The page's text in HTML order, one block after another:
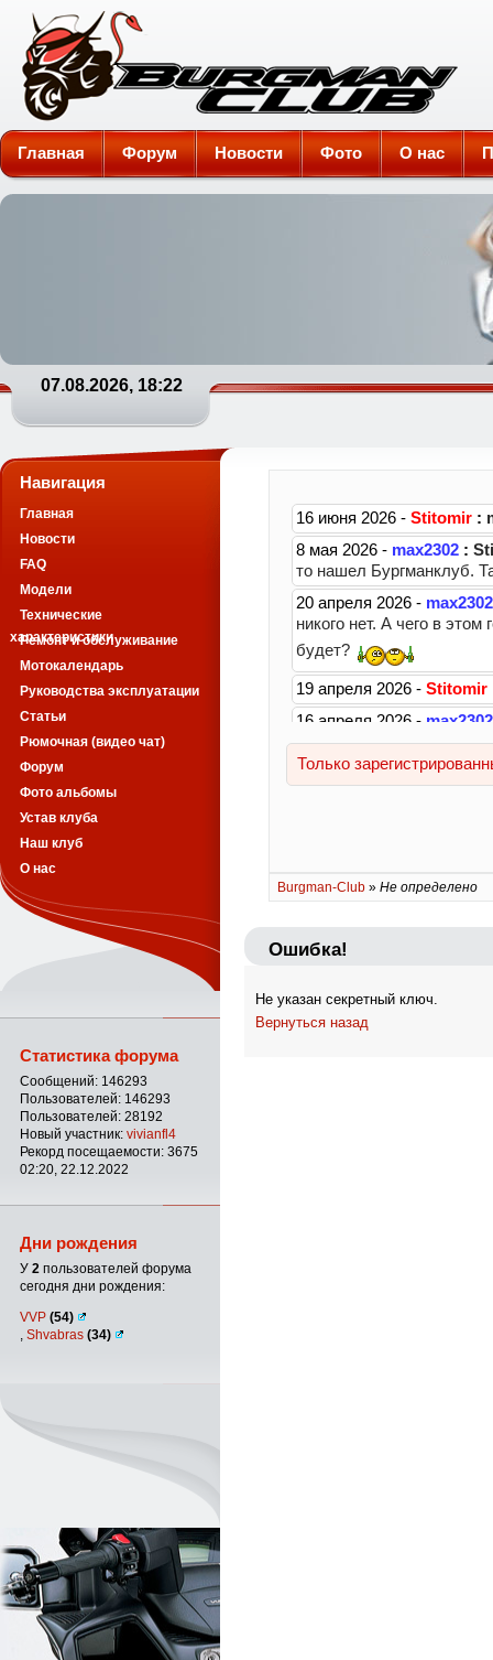
Burgman-Club
Главная Форум Новости Фото О нас
07.08.2026, 18:22
Burgman-Club » Не определено
Ошибка!
Не указан секретный ключ.
Вернуться назад
Навигация
Главная
Новости
FAQ
Модели
Технические
характеристики
Ремонт и обслуживание
Мотокалендарь
Руководства эксплуатации
Статьи
Рюмочная (видео чат)
Форум
Фото альбомы
Устав клуба
Наш клуб
О нас
Статистика форума
Сообщений: 146293
Пользователей: 146293
Пользователей: 28192
Новый участник: vivianfl4
Рекорд посещаемости: 3675
02:20, 22.12.2022
Дни рождения
У 2 пользователей форума
сегодня дни рождения:
VVP (54)
Shvabras (34)